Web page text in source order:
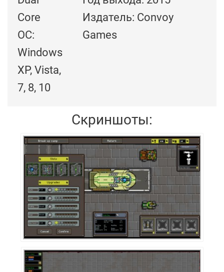
Core
ОС:
Windows
XP, Vista,
7, 8, 10
Издатель: Convoy
Games
Скриншоты: